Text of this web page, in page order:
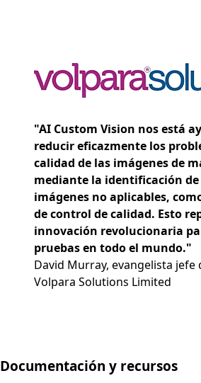
"AI Custom Vision nos está
reducir eficazmente los
calidad de las imágenes de
mediante la identificación
imágenes no aplicables,
de control de calidad. Esto
innovación revolucionaria
pruebas en todo el mundo."
David Murray, evangelista jefe
Volpara Solutions Limited
Documentación y recursos